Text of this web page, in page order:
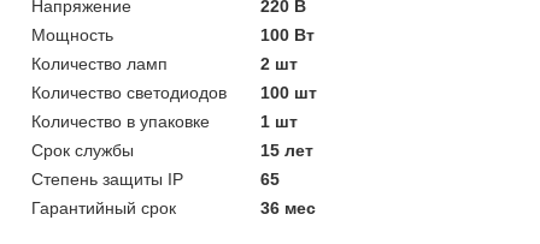
Напряжение
220 В
Мощность
100 Вт
Количество ламп
2 шт
Количество светодиодов
100 шт
Количество в упаковке
1 шт
Срок службы
15 лет
Степень защиты IP
65
Гарантийный срок
36 мес